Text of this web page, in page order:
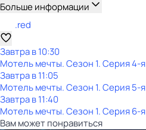
Больше информации
.red
Завтра в 10:30
Мотель мечты. Сезон 1. Серия 4-я
Завтра в 11:05
Мотель мечты. Сезон 1. Серия 5-я
Завтра в 11:40
Мотель мечты. Сезон 1. Серия 6-я
Вам может понравиться